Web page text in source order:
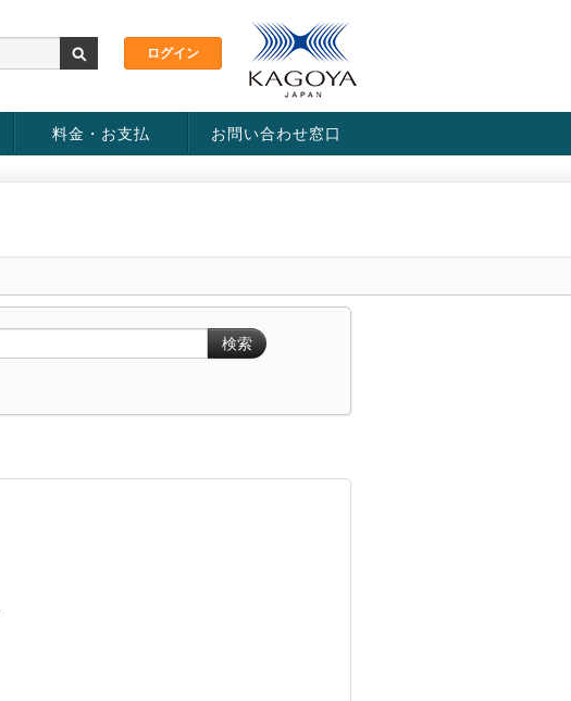
料金・お支払 お問い合わせ窓口
検索